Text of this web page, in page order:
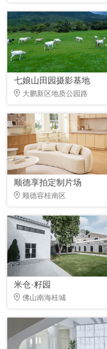
七娘山田园摄影基地
大鹏新区地质公园路
顺德享拍定制片场
顺德容桂南区
米仓·籽园
佛山南海桂城